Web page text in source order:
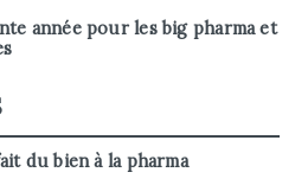
année pour les big pharma et
du bien à la pharma